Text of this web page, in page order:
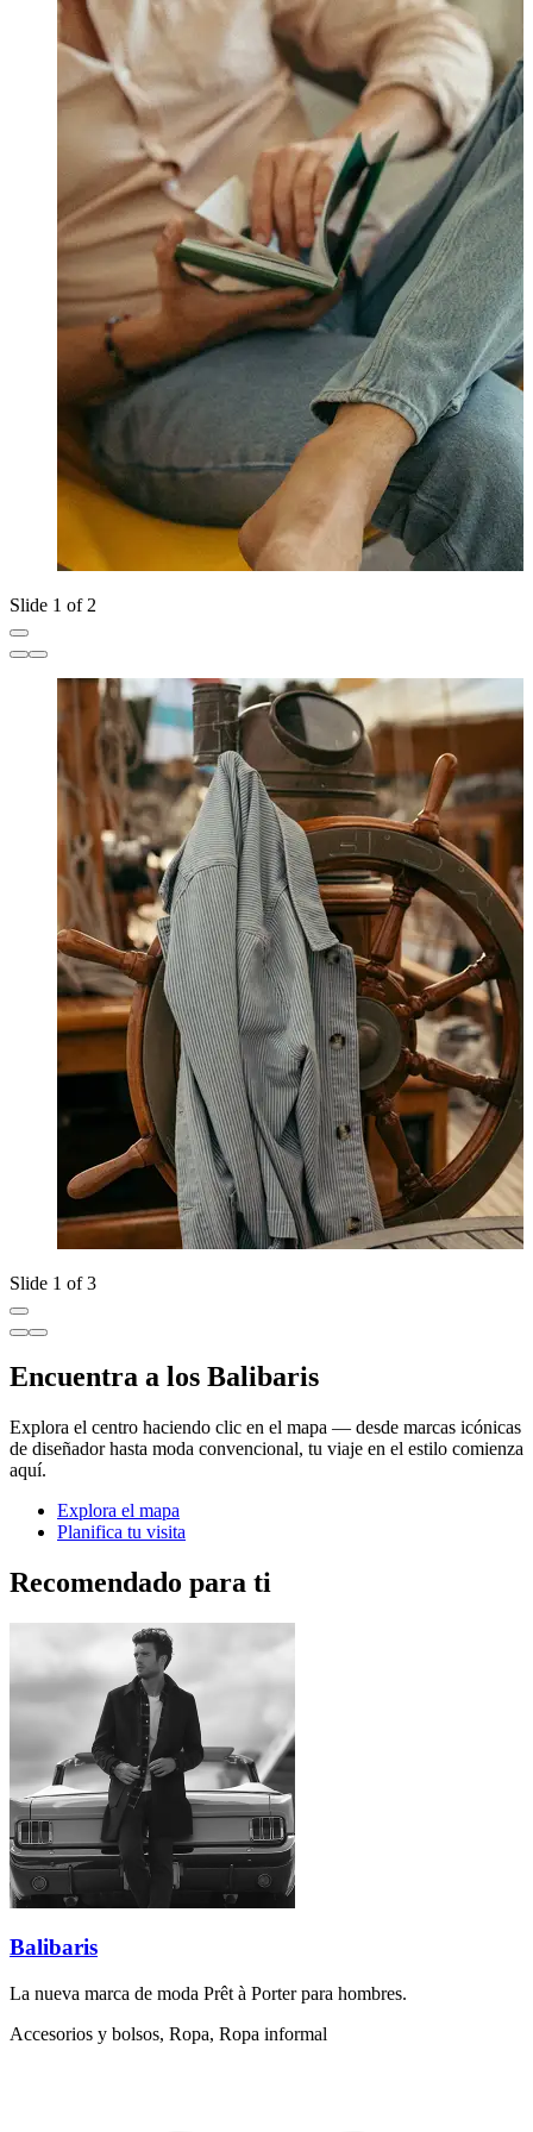
Slide 1 of 2
Slide 1 of 3
Encuentra a los Balibaris
Explora el centro haciendo clic en el mapa — desde marcas icónicas
de diseñador hasta moda convencional, tu viaje en el estilo comienza
aquí.
Explora el mapa
Planifica tu visita
Recomendado para ti
Balibaris
La nueva marca de moda Prêt à Porter para hombres.
Accesorios y bolsos, Ropa, Ropa informal